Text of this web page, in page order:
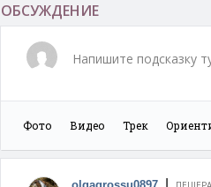
Гора Чёрный куст
Бухта
ОБСУЖДЕНИЕ
Напишите подсказку
Фото Видео Трек